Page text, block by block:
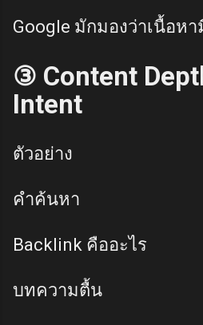
Google มักมองว่าเนื้อห
③ Content
Intent
ตัวอย่าง
คำค้นหา
Backlink คืออะไร
บทความตื้น